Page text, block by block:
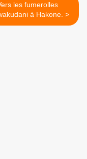
les fumerolles
d'Owakudani à Hakone. >